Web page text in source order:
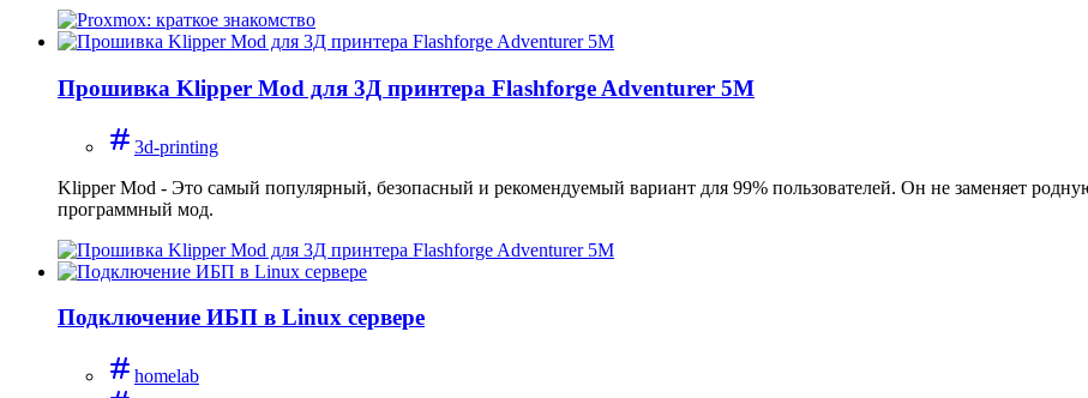
Прошивка Klipper Mod для 3Д принтера Flashforge Adventurer 5M
3d-printing
Klipper Mod - Это самый популярный, безопасный и рекомендуемый вариант для 99% пользователей. Он не заменяет
программный мод.
Подключение ИБП в Linux сервере
homelab